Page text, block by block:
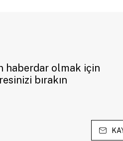
haberdar olmak için
bırakın